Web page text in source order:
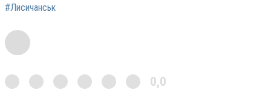
#Лисичанськ
0,0